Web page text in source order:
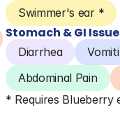
Swimmer's ear *
Stomach & GI
Diarrhea
Abdominal Pain
* Requires Blueberry